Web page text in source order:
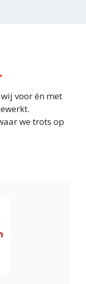
voor én met
we trots op